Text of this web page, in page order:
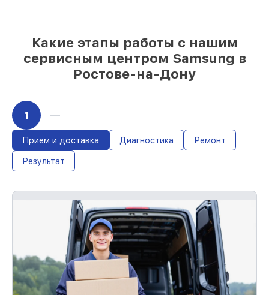
Какие этапы работы с нашим
сервисным центром Samsung в
Ростове-на-Дону
1
Прием и доставка Диагностика Ремонт
Результат